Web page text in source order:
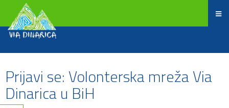
Prijavi se: Volonterska mreža Via
Dinarica u BiH